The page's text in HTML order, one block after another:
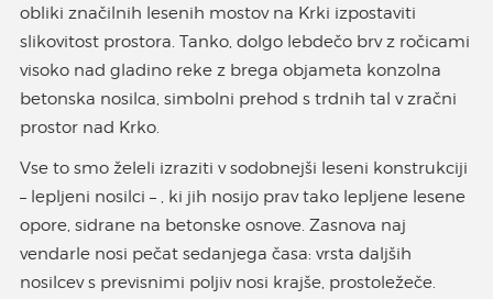
obliki značilnih lesenih mostov na Krki izpostaviti
slikovitost prostora. Tanko, dolgo lebdečo brv z ročicami
visoko nad gladino reke z brega objameta konzolna
betonska nosilca, simbolni prehod s trdnih tal v zračni
prostor nad Krko.
Vse to smo želeli izraziti v sodobnejši leseni konstrukciji
– lepljeni nosilci – , ki jih nosijo prav tako lepljene lesene
opore, sidrane na betonske osnove. Zasnova naj
vendarle nosi pečat sedanjega časa: vrsta daljših
nosilcev s previsnimi poljiv nosi krajše, prostoležeče.